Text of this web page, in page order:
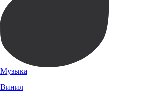
Музыка
Винил